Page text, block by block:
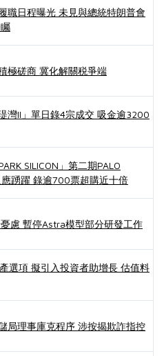
職日程曝光 未見與總統特朗普會
極磋商 冀化解關税爭端
灣II」單日錄4宗成交 吸金逾3200
SILICON」第二期PALO
應踴躍 錄逾700票超購近十倍
慮 暫停Astra模型部分研發工作
選項 擬引入投資者助增長 估值料
局理事庫克程序 涉按揭欺詐指控